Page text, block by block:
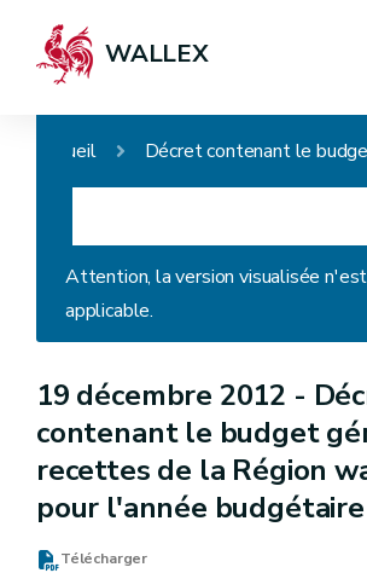
WALLEX
Accueil
Attention, la version visualisée
applicable.
19 décembre 2012 -
contenant le budget
recettes de la Région
pour l'année
Télécharger